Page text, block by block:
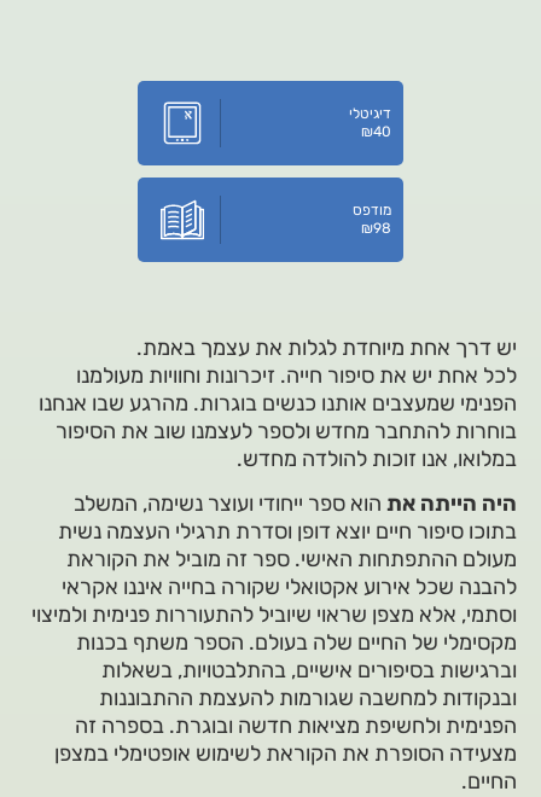
דיגיטלי
₪40
מודפס
₪98
יש דרך אחת מיוחדת לגלות את עצמך באמת.
לכל אחת יש את סיפור חייה. זיכרונות וחוויות מעולמנו
הפנימי שמעצבים אותנו כנשים בוגרות. מהרגע שבו אנחנו
בוחרות להתחבר מחדש ולספר לעצמנו שוב את הסיפור
במלואו, אנו זוכות להולדה מחדש.
היה הייתה את הוא ספר ייחודי ועוצר נשימה, המשלב
בתוכו סיפור חיים יוצא דופן וסדרת תרגילי העצמה נשית
מעולם ההתפתחות האישי. ספר זה מוביל את הקוראת
להבנה שכל אירוע אקטואלי שקורה בחייה איננו אקראי
וסתמי, אלא מצפן שראוי שיוביל להתעוררות פנימית ולמיצוי
מקסימלי של החיים שלה בעולם. הספר משתף בכנות
וברגישות בסיפורים אישיים, בהתלבטויות, בשאלות
ובנקודות למחשבה שגורמות להעצמת ההתבוננות
הפנימית ולחשיפת מציאות חדשה ובוגרת. בספרה זה
מצעידה הסופרת את הקוראת לשימוש אופטימלי במצפן
החיים.